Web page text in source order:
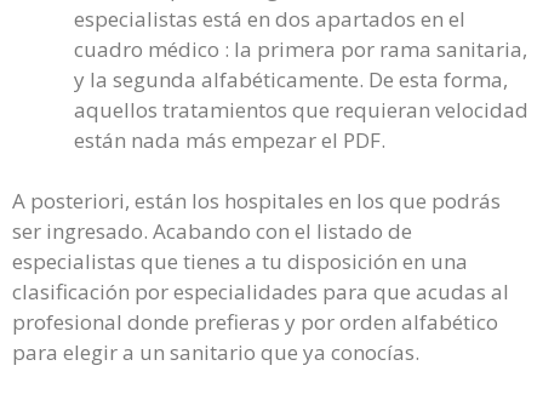
especialistas está en dos apartados en el
cuadro médico : la primera por rama sanitaria,
y la segunda alfabéticamente. De esta forma,
aquellos tratamientos que requieran velocidad
están nada más empezar el PDF.
A posteriori, están los hospitales en los que podrás
ser ingresado. Acabando con el listado de
especialistas que tienes a tu disposición en una
clasificación por especialidades para que acudas al
profesional donde prefieras y por orden alfabético
para elegir a un sanitario que ya conocías.